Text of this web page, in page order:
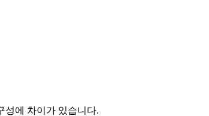
성에 차이가 있습니다.